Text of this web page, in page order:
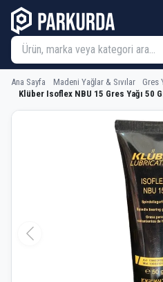
Ana Sayfa Madeni Yağlar & Sıvılar
Gres
Klüber Isoflex NBU 15 Gres Yağı 50
Klüber Isoflex NBU